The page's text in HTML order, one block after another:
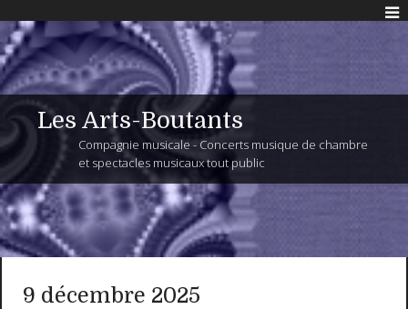
Les Arts-Boutants
Compagnie musicale - Concerts musique de chambre
et spectacles musicaux tout public
9 décembre 2025